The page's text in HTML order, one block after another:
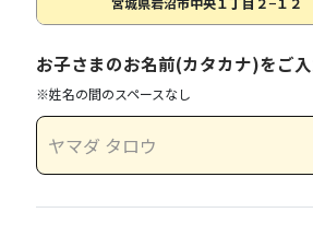
お子さまのお名前(カタカナ)をご
※姓名の間のスペースなし